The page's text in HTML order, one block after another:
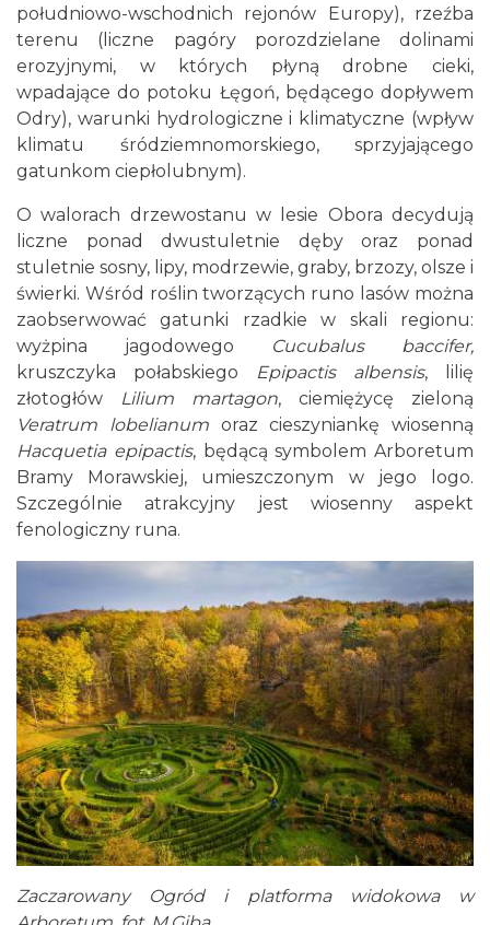
południowo-wschodnich rejonów Europy), rzeźba
terenu (liczne pagóry porozdzielane dolinami
erozyjnymi, w których płyną drobne cieki,
wpadające do potoku Łęgoń, będącego dopływem
Odry), warunki hydrologiczne i klimatyczne (wpływ
klimatu śródziemnomorskiego, sprzyjającego
gatunkom ciepłolubnym).
O walorach drzewostanu w lesie Obora decydują
liczne ponad dwustuletnie dęby oraz ponad
stuletnie sosny, lipy, modrzewie, graby, brzozy, olsze i
świerki. Wśród roślin tworzących runo lasów można
zaobserwować gatunki rzadkie w skali regionu:
wyżpina jagodowego
Cucubalus baccifer,
kruszczyka połabskiego Epipactis albensis, lilię
złotogłów
Lilium martagon, ciemiężycę zieloną
Veratrum lobelianumoraz cieszyniankę wiosenną
Hacquetia epipactis, będącą symbolem Arboretum
Bramy Morawskiej, umieszczonym w jego logo.
Szczególnie atrakcyjny jest wiosenny aspekt
fenologiczny runa.
Zaczarowany Ogród i platforma widokowa w